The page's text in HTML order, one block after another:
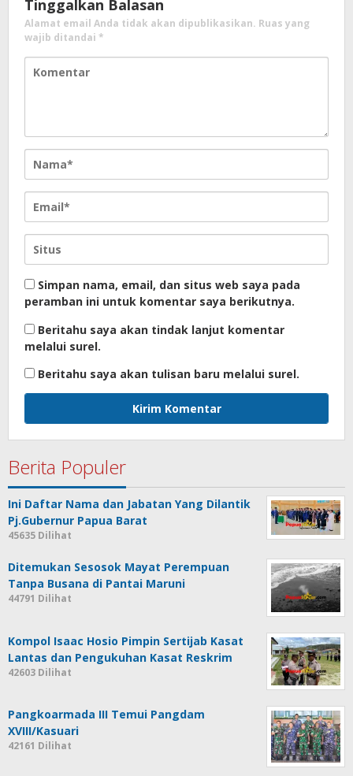
Tinggalkan Balasan
Alamat email Anda tidak akan dipublikasikan. Ruas yang
wajib ditandai *
Simpan nama, email, dan situs web saya pada
peramban ini untuk komentar saya berikutnya.
Beritahu saya akan tindak lanjut komentar
melalui surel.
Beritahu saya akan tulisan baru melalui surel.
Berita Populer
Ini Daftar Nama dan Jabatan Yang Dilantik
Pj.Gubernur Papua Barat
45635 Dilihat
Ditemukan Sesosok Mayat Perempuan
Tanpa Busana di Pantai Maruni
44791 Dilihat
Kompol Isaac Hosio Pimpin Sertijab Kasat
Lantas dan Pengukuhan Kasat Reskrim
42603 Dilihat
Pangkoarmada III Temui Pangdam
XVIII/Kasuari
42161 Dilihat